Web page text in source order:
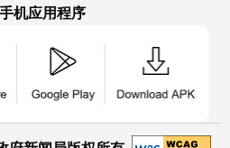
机应用程序